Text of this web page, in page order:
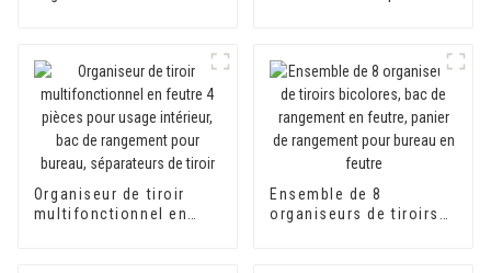
de rangement en feutre,
organisateur de bureau
rangement en feutre
Organiseur de tiroir
multifonctionnel en
Ensemble de 8
organiseurs de tiroirs